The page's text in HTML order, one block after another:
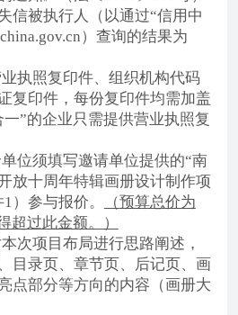
信被执行人（以通过“信用中
） 查询的结果为
执照复印件、组织机构代码
复印件，每份复印件均需加盖
一”的企业只需提供营业执照复
位须填写邀请单位提供的“南
放十周年特辑画册设计制作项
） 参与报价。 （预算总价为
超过此金额。）
次项目布局进行思路阐述，
目录页、章节页、后记页、画
点部分等方向的内容（画册大